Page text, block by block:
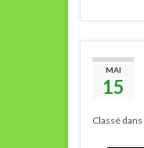
MAI
15
Classé dans